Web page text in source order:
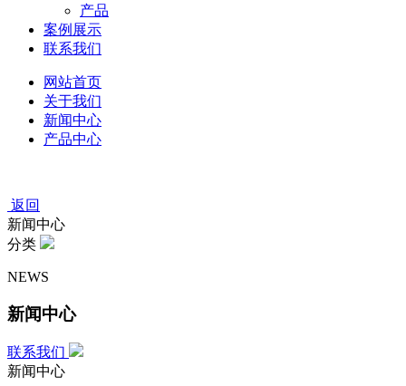
产品
案例展示
联系我们
网站首页
关于我们
新闻中心
产品中心
返回
新闻中心
分类
NEWS
新闻中心
联系我们
新闻中心